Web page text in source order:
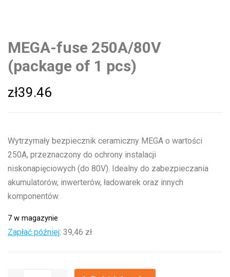
MEGA-fuse 250A/80V
(package of 1 pcs)
zł39.46
Wytrzymały bezpiecznik ceramiczny MEGA o wartości
250A, przeznaczony do ochrony instalacji
niskonapięciowych (do 80V). Idealny do zabezpieczania
akumulatorów, inwerterów, ładowarek oraz innych
komponentów.
7 w magazynie
Zapłać później: 39,46 zł